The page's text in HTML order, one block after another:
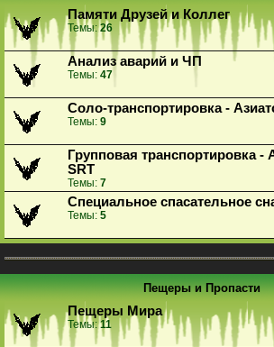
Памяти Друзей и Коллег
Темы:26
Анализ аварий и ЧП
Темы: 47
Соло-транспортировка -
Темы: 9
Групповая транспортировка -
SRT
Темы: 7
Специальное спасательное
Темы: 5
Пещеры и Пропасти
Пещеры Мира
Темы:11